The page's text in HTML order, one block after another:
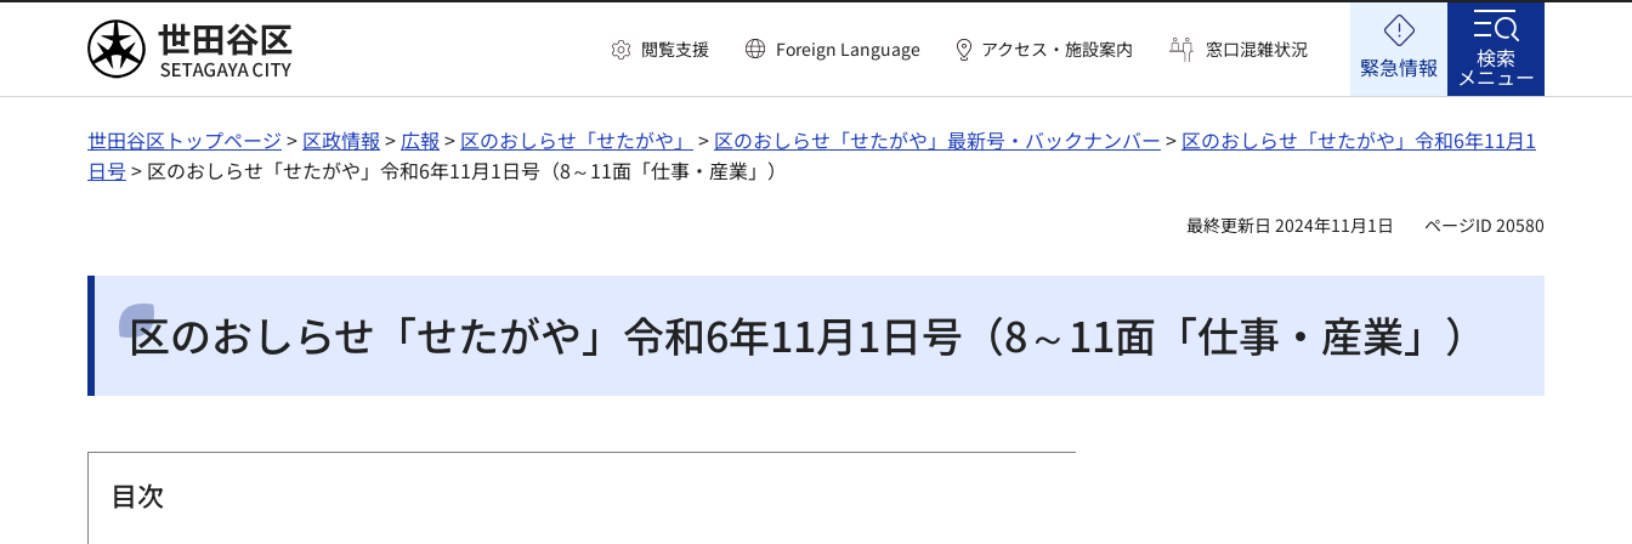
世田谷区 閲覧支援 Foreign Language アクセス・施設案内 窓口混雑状況
緊急情報 検索
メニュー
世田谷区トップページ > 区政情報 > 広報 > 区のおしらせ「せたがや」 > 区のおしらせ「せたがや」最新号・バックナンバー > 区のおしらせ「せたがや」令和6年11月1
日号> 区のおしらせ「せたがや」令和6年11月1日号（8～11面「仕事・産業」）
最終更新日 2024年11月1日 ページID 20580
区のおしらせ「せたがや」令和6年11月1日号（8～11面「仕事・産業」）
目次